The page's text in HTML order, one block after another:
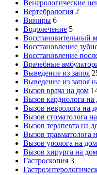
Венерологические
Вертебрология 2
Виниры 6
Водолечение 5
Восстановительный
Восстановление
Восстановление
Врачебные
Выведение из запоя
Выведение из запоя
Вызов врача на дом
Вызов кардиолога на
Вызов невролога на
Вызов стоматолога
Вызов терапевта на
Вызов травматолога
Вызов уролога на дом
Вызов хирурга на дом
Гастроскопия 3